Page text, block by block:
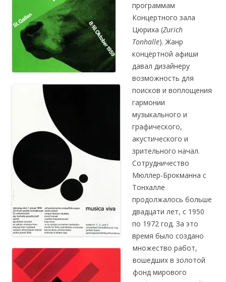
программам
Концертного зала
Цюриха (Zurich
Tonhalle). Жанр
концертной афиши
давал дизайнеру
возможность для
поисков и воплощения
гармонии
музыкального и
графического,
акустического и
зрительного начал.
Сотрудничество
Мюллер-Брокманна с
Тонхалле
продолжалось больше
двадцати лет, с 1950
по 1972 год. За это
время было создано
множество работ,
вошедших в золотой
фонд мирового